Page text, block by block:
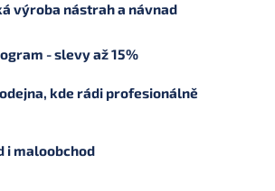
výroba nástrah a návnad
- slevy až 15%
kde rádi profesionálně
i maloobchod